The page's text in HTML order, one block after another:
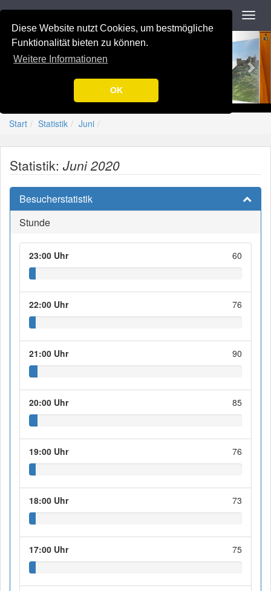
Diese Website nutzt Cookies, um bestmögliche
Funktionalität bieten zu können.
Weitere Informationen
OK
Navigation
Previous-=[Nation-7.de]=-
Start Statistik Juni
Statistik: Juni 2020
Besucherstatistik
Stunde
23:00 Uhr 60
22:00 Uhr 76
21:00 Uhr 90
20:00 Uhr 85
19:00 Uhr 76
18:00 Uhr 73
17:00 Uhr 75